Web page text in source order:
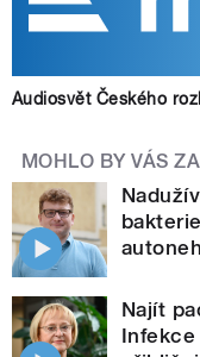
Audiosvět Českého
MOHLO BY VÁS
Najít